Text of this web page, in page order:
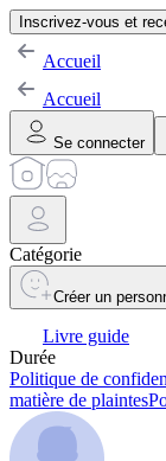
Inscrivez-vous et
Accueil
Accueil
Se connecter
Catégorie
Créer un
Livre guide
Durée
Politique de
matière de plaintes